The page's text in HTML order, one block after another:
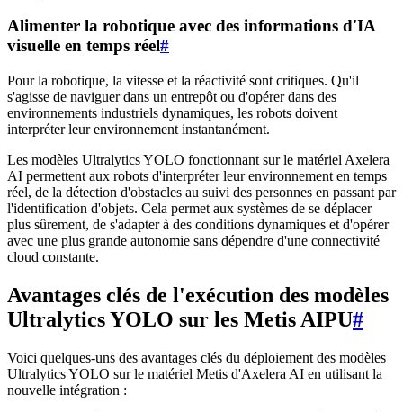
Alimenter la robotique avec des informations d'IA
visuelle en temps réel#
Pour la robotique, la vitesse et la réactivité sont critiques. Qu'il
s'agisse de naviguer dans un entrepôt ou d'opérer dans des
environnements industriels dynamiques, les robots doivent
interpréter leur environnement instantanément.
Les modèles Ultralytics YOLO fonctionnant sur le matériel Axelera
AI permettent aux robots d'interpréter leur environnement en temps
réel, de la détection d'obstacles au suivi des personnes en passant par
l'identification d'objets. Cela permet aux systèmes de se déplacer
plus sûrement, de s'adapter à des conditions dynamiques et d'opérer
avec une plus grande autonomie sans dépendre d'une connectivité
cloud constante.
Avantages clés de l'exécution des modèles
Ultralytics YOLO sur les Metis AIPU#
Voici quelques-uns des avantages clés du déploiement des modèles
Ultralytics YOLO sur le matériel Metis d'Axelera AI en utilisant la
nouvelle intégration :